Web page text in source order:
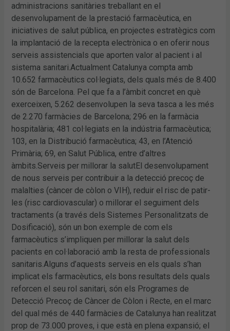
administracions sanitàries treballant en el
desenvolupament de la prestació farmacèutica, en
iniciatives de salut pública, en projectes estratègics com
la implantació de la recepta electrònica o en oferir nous
serveis assistencials que aporten valor al pacient i al
sistema sanitari.Actualment Catalunya compta amb
10.652 farmacèutics col·legiats, dels quals més de 8.400
són de Barcelona. Pel que fa a l’àmbit concret en què
exerceixen, 5.262 desenvolupen la seva tasca a les més
de 2.270 farmàcies de Barcelona; 296 en la farmàcia
hospitalària; 481 col·legiats en la indústria farmacèutica;
103, en la Distribució farmacèutica; 43, en l’Atenció
Primària; 69, en Salut Pública, entre d’altres
àmbits.Serveis per millorar la salutEl desenvolupament
de nous serveis per contribuir a la detecció precoç de
malalties (càncer de còlon o VIH), reduir el risc de patir-
les (risc cardiovascular) o millorar el seguiment dels
tractaments (a través dels Sistemes Personalitzats de
Dosificació), són un bon exemple de com els
farmacèutics s’impliquen per millorar la salut dels
pacients en col·laboració amb la resta de professionals
sanitaris.Alguns d’aquests serveis en els quals s’han
implicat els farmacèutics, els bons resultats dels quals
reforcen el seu rol sanitari, són els Programes de
Detecció Precoç de Càncer de Còlon i Recte, en el marc
del qual més de 440 farmàcies de Catalunya han realitzat
prop de 73.000 proves, i que està en plena expansió; el